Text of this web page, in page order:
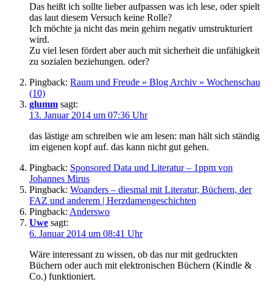
Das heißt ich sollte lieber aufpassen was ich lese, oder spielt
das laut diesem Versuch keine Rolle?
Ich möchte ja nicht das mein gehirn negativ umstrukturiert
wird.
Zu viel lesen fördert aber auch mit sicherheit die unfähigkeit
zu sozialen beziehungen. oder?
Pingback: Raum und Freude » Blog Archiv » Wochenschau
(10)
glumm sagt:
13. Januar 2014 um 07:36 Uhr
das lästige am schreiben wie am lesen: man hält sich ständig
im eigenen kopf auf. das kann nicht gut gehen.
Pingback: Sponsored Data und Literatur – 1ppm von
Johannes Mirus
Pingback: Woanders – diesmal mit Literatur, Büchern, der
FAZ und anderem | Herzdamengeschichten
Pingback: Anderswo
Uwe sagt:
6. Januar 2014 um 08:41 Uhr
Wäre interessant zu wissen, ob das nur mit gedruckten
Büchern oder auch mit elektronischen Büchern (Kindle &
Co.) funktioniert.